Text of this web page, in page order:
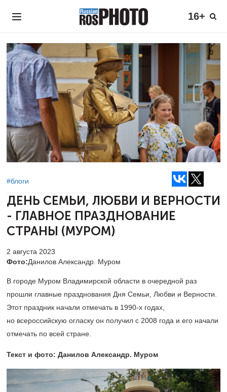
16+
#блоги
ДЕНЬ СЕМЬИ, ЛЮБВИ И ВЕРНОСТИ
- ГЛАВНОЕ ПРАЗДНОВАНИЕ
СТРАНЫ (МУРОМ)
2 августа 2023
Фото:Данилов Александр. Муром
В городе Муром Владимирской области в очередной раз
прошли главные празднования Дня Семьи, Любви и Верности.
Этот праздник начали отмечать в 1990-х годах,
но всероссийскую огласку он получил с 2008 года и его начали
отмечать по всей стране.
Текст и фото: Данилов Александр. Муром